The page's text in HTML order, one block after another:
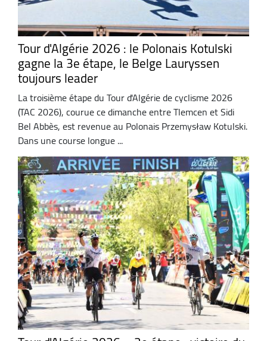
Tour d'Algérie 2026 : le Polonais Kotulski
gagne la 3e étape, le Belge Lauryssen
toujours leader
La troisième étape du Tour d'Algérie de cyclisme 2026
(TAC 2026), courue ce dimanche entre Tlemcen et Sidi
Bel Abbès, est revenue au Polonais Przemysław Kotulski.
Dans une course longue ...